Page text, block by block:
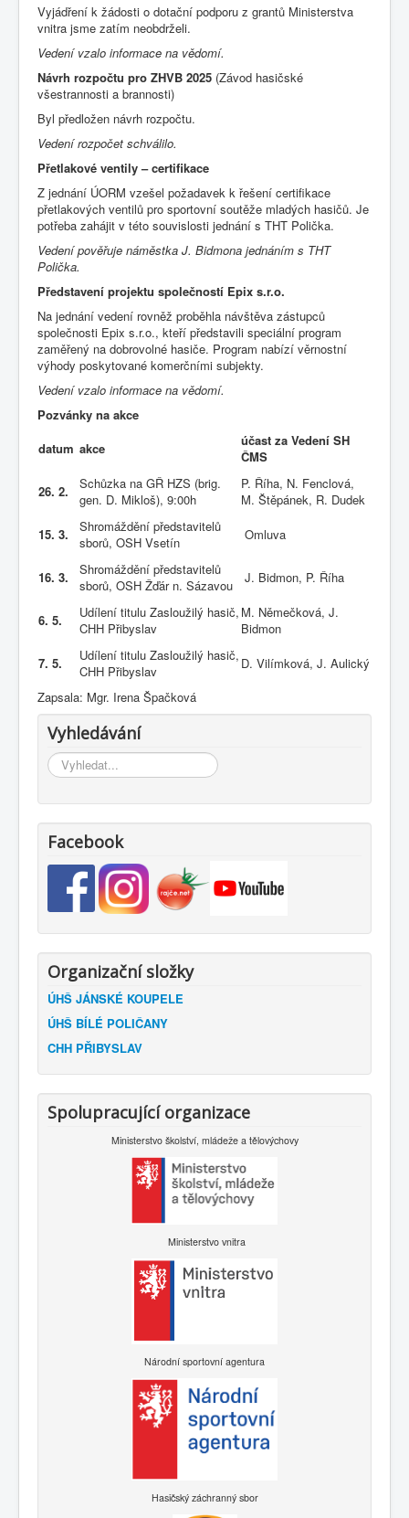
Vyjádření k žádosti o dotační podporu z grantů Ministerstva
vnitra jsme zatím neobdrželi.
Vedení vzalo informace na vědomí.
Návrh rozpočtu pro ZHVB 2025 (Závod hasičské
všestrannosti a brannosti)
Byl předložen návrh rozpočtu.
Vedení rozpočet schválilo.
Přetlakové ventily – certifikace
Z jednání ÚORM vzešel požadavek k řešení certifikace
přetlakových ventilů pro sportovní soutěže mladých hasičů. Je
potřeba zahájit v této souvislosti jednání s THT Polička.
Vedení pověřuje náměstka J. Bidmona jednáním s THT
Polička.
Představení projektu společností Epix s.r.o.
Na jednání vedení rovněž proběhla návštěva zástupců
společnosti Epix s.r.o., kteří představili speciální program
zaměřený na dobrovolné hasiče. Program nabízí věrnostní
výhody poskytované komerčními subjekty.
Vedení vzalo informace na vědomí.
Pozvánky na akce
datum akce
účast za Vedení SH
ČMS
26. 2.
Schůzka na GŘ HZS (brig.
gen. D. Mikloš), 9:00h
P. Říha, N. Fenclová,
M. Štěpánek, R. Dudek
15. 3.
Shromáždění představitelů
sborů, OSH Vsetín
Omluva
16. 3.
Shromáždění představitelů
sborů, OSH Žďár n. Sázavou
J. Bidmon, P. Říha
6. 5.
Udílení titulu Zasloužilý hasič,
CHH Přibyslav
M. Němečková, J.
Bidmon
7. 5.
Udílení titulu Zasloužilý hasič,
CHH Přibyslav
D. Vilímková, J. Aulický
Zapsala: Mgr. Irena Špačková
Vyhledávání
Vyhledávání...
Facebook
Organizační složky
ÚHŠ JÁNSKÉ KOUPELE
ÚHŠ BÍLÉ POLIČANY
CHH PŘIBYSLAV
Spolupracující organizace
Ministerstvo školství, mládeže a tělovýchovy
Ministerstvo vnitra
Národní sportovní agentura
Hasičský záchranný sbor